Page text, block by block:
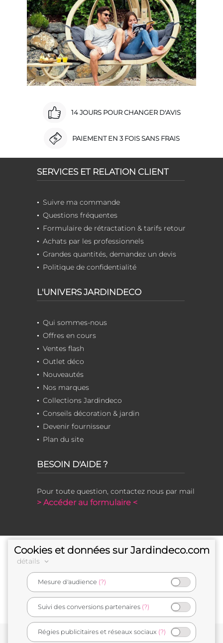
14 JOURS POUR CHANGER D'AVIS
PAIEMENT EN 3 FOIS SANS FRAIS
SERVICES ET RELATION CLIENT
Suivre ma commande
Questions fréquentes
Formulaire de rétractation & tarifs retour
Achats par les professionnels
Grandes quantités, demandez un devis
Politique de confidentialité
L'UNIVERS JARDINDECO
Qui sommes-nous
Offres en cours
Ventes flash
Outlet déco
Nouveautés
Nos marques
Collections Jardindeco
Conseils décoration & jardin
Devenir fournisseur
Plan du site
BESOIN D'AIDE ?
Pour toute question, contactez nous par mail
> Accéder au formulaire <
e-commerçant français
Cookies et données sur Jardindeco.com
détails
Mesure d'audience (?)
Suivi des conversions partenaires (?)
Régies publicitaires et réseaux sociaux (?)